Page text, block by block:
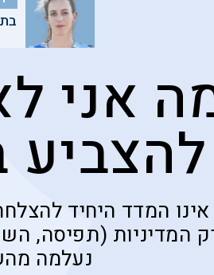
אני
להצביע
אינו המדד היחיד
המדיניות (תפיסה,
נעלמה